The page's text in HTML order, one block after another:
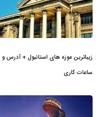
زیباترین موزه‌ های استانبول + آدرس و
ساعات کاری